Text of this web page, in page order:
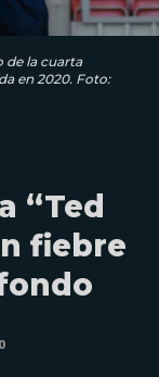
de la cuarta
en 2020. Foto:
“Ted
fiebre